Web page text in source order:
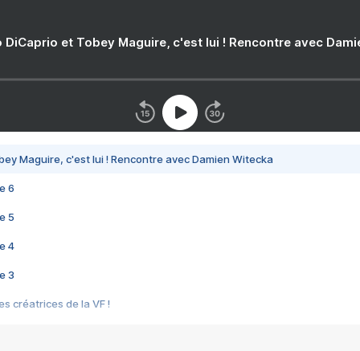
DiCaprio et Tobey Maguire, c'est lui ! Rencontre avec
Maguire, c'est lui ! Rencontre avec Damien Witecka
6
5
4
3
créatrices de la VF !